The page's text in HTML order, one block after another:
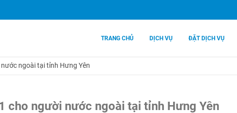
TRANG CHỦ DỊCH VỤ ĐẶT DỊCH VỤ
ngoài tại tỉnh Hưng Yên
cho người nước ngoài tại tỉnh Hưng Yên